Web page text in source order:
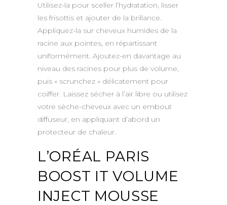
Utilisez-la pour sceller l’hydratation, lisser
les frisottis et ajouter de la brillance.
Appliquez-la sur cheveux humides de la
racine aux pointes, en répartissant
uniformément. Ajoutez-en davantage au
niveau des racines pour plus de volume,
puis « scrunchez » délicatement pour
coiffer. Laissez sécher à l’air libre ou utilisez
votre sèche-cheveux avec un embout
diffuseur, en appliquant d’abord un
protecteur de chaleur.
L’ORÉAL PARIS
BOOST IT VOLUME
INJECT MOUSSE